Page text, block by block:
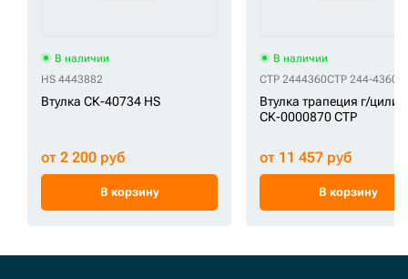
В наличии
HS 4443882
Втулка СК-40734 HS
от 2 200 руб
В корзину
В наличии
CTP 2444360CTP 244-4360
Втулка трапеция г/
СК-0000870 CTP
от 11 457 руб
В корзину